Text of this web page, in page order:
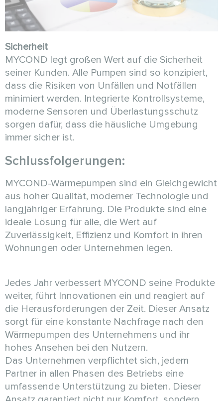
Sicherheit
MYCOND legt großen Wert auf die Sicherheit
seiner Kunden. Alle Pumpen sind so konzipiert,
dass die Risiken von Unfällen und Notfällen
minimiert werden. Integrierte Kontrollsysteme,
moderne Sensoren und Überlastungsschutz
sorgen dafür, dass die häusliche Umgebung
immer sicher ist.
Schlussfolgerungen:
MYCOND-Wärmepumpen sind ein Gleichgewicht
aus hoher Qualität, moderner Technologie und
langjähriger Erfahrung. Die Produkte sind eine
ideale Lösung für alle, die Wert auf
Zuverlässigkeit, Effizienz und Komfort in ihren
Wohnungen oder Unternehmen legen.
Jedes Jahr verbessert MYCOND seine Produkte
weiter, führt Innovationen ein und reagiert auf
die Herausforderungen der Zeit. Dieser Ansatz
sorgt für eine konstante Nachfrage nach den
Wärmepumpen des Unternehmens und ihr
hohes Ansehen bei den Nutzern.
Das Unternehmen verpflichtet sich, jedem
Partner in allen Phasen des Betriebs eine
umfassende Unterstützung zu bieten. Dieser